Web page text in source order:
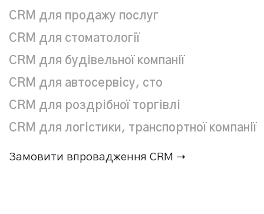
CRM для продажу послуг
CRM для стоматології
CRM для будівельної компанії
CRM для автосервісу, сто
CRM для роздрібної торгівлі
CRM для логістики, транспортної компанії
Замовити впровадження CRM ➝